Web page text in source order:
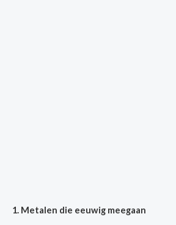
1. Metalen die eeuwig meegaan